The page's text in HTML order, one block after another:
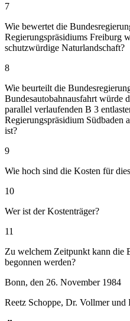
7
Wie bewertet die
Regierungspräsidiums Freiburg
schutzwürdige Naturlandschaft?
8
Wie beurteilt die
Bundesautobahnausfahrt würde
parallel verlaufenden B 3
Regierungspräsidium Südbaden
ist?
9
Wie hoch sind die Kosten für
10
Wer ist der Kostenträger?
11
Zu welchem Zeitpunkt kann die
begonnen werden?
Bonn, den 26. November 1984
Reetz Schoppe, Dr. Vollmer und